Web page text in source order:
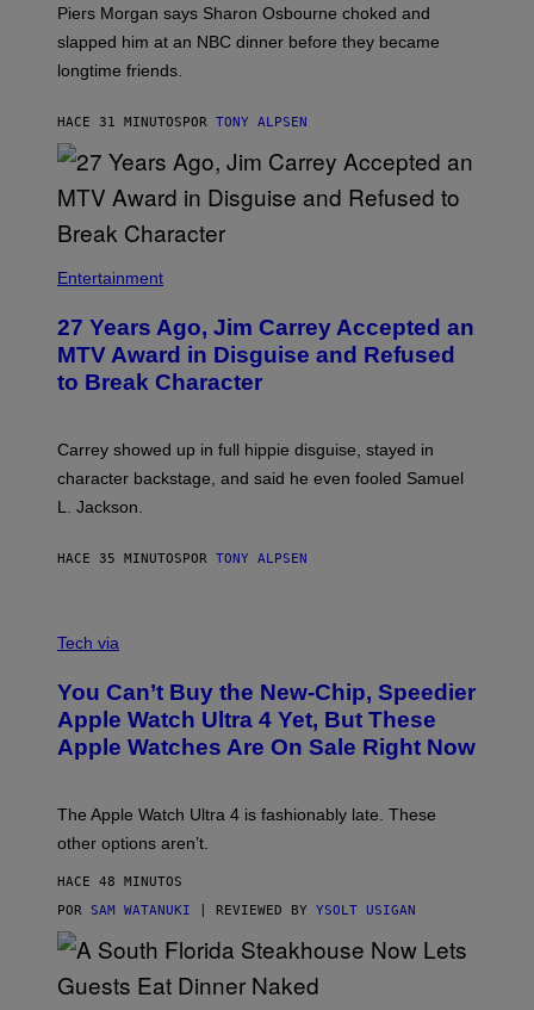
Piers Morgan says Sharon Osbourne choked and
slapped him at an NBC dinner before they became
longtime friends.
HACE 31 MINUTOS POR TONY ALPSEN
Entertainment
27 Years Ago, Jim Carrey Accepted an
MTV Award in Disguise and Refused
to Break Character
Carrey showed up in full hippie disguise, stayed in
character backstage, and said he even fooled Samuel
L. Jackson.
HACE 35 MINUTOS POR TONY ALPSEN
N
D
E
R
M
L
,
O
T
T
E
P
P
Tech via
You Can’t Buy the New-Chip, Speedier
Apple Watch Ultra 4 Yet, But These
Apple Watches Are On Sale Right Now
The Apple Watch Ultra 4 is fashionably late. These
other options aren’t.
HACE 48 MINUTOS
POR SAM WATANUKI | REVIEWED BY YSOLT USIGAN